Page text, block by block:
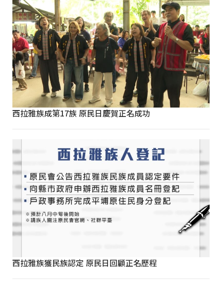
西拉雅族成第17族 原民日慶賀正名成功
西拉雅族獲民族認定 原民日回顧正名歷程